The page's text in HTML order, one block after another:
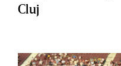
Cluj